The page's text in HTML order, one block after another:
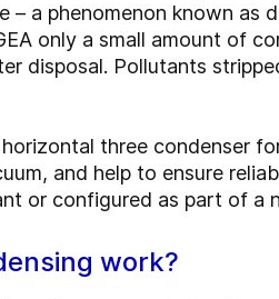
– a phenomenon known
only a small amount of
disposal. Pollutants
horizontal three condenser
and help to ensure
or configured as part of a
work?